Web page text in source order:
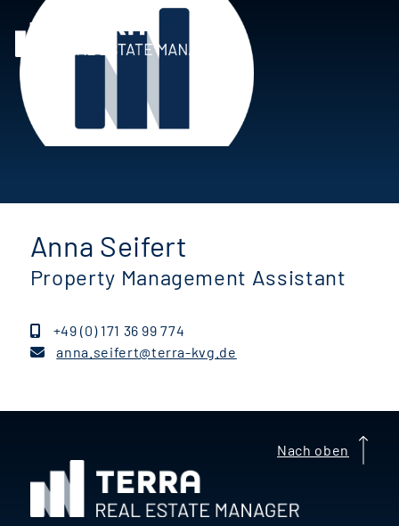
Anna Seifert
Property Management Assistant
+49 (0) 171 36 99 774
anna.seifert@terra-kvg.de
Nach oben